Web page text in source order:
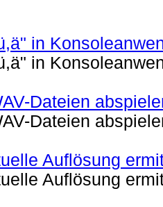
in
in
Dateien
Dateien
Auflösung
Auflösung